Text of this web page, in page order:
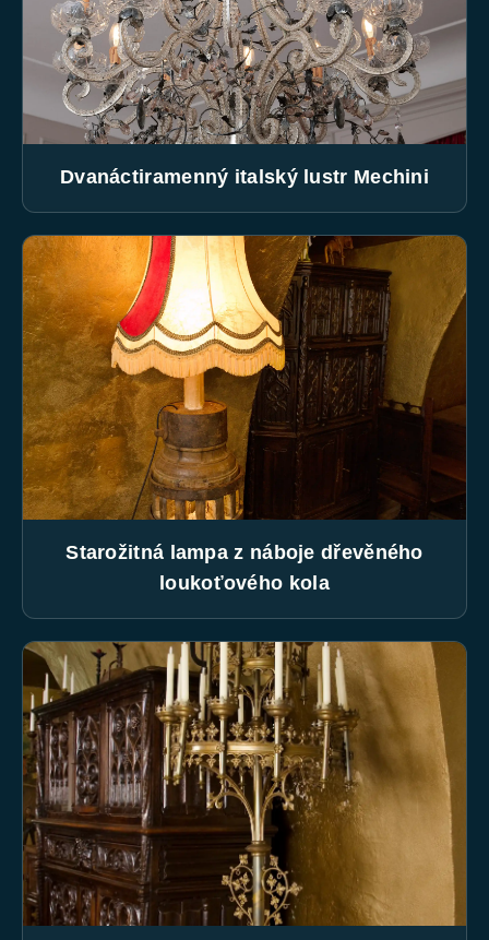
Dvanáctiramenný italský lustr Mechini
Starožitná lampa z náboje dřevěného
loukoťového kola